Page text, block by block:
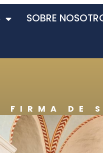
SOBRE
FIRMA DE